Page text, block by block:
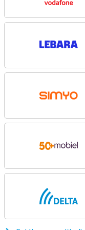
Prachtig OLED-
De Apple iPhone 16
scherm dat een
hoeft in te leveren op
blijft een integraal
weergegeven, zodat je
Plus Refurbished
De camera van de
hoofdcamera heeft een
foto's maakt, zelfs bij
daarnaast de nieuwe
scherpstellen en